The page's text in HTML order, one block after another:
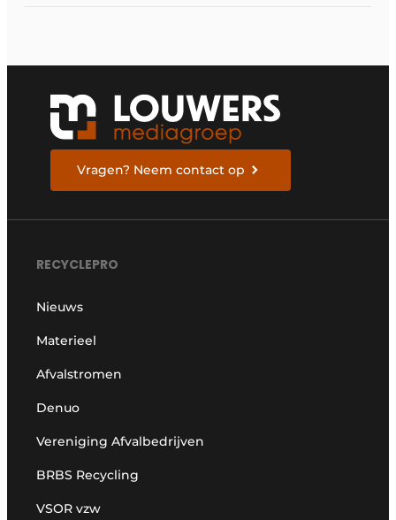
Vragen? Neem contact op
RECYCLEPRO
Nieuws
Materieel
Afvalstromen
Denuo
Vereniging Afvalbedrijven
BRBS Recycling
VSOR vzw